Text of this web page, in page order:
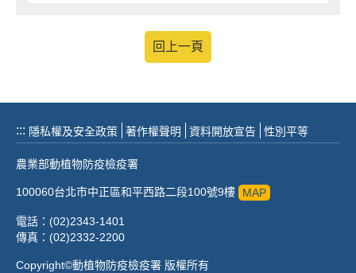
回上一頁
::: 隱私權及安全政策 著作權聲明 資料開放宣告 性別平等
農業部動植物防疫檢疫署
100060台北市中正區和平西路二段100號9樓 MAP
電話：(02)2343-1401
傳真：(02)2332-2200
Copyright©動植物防疫檢疫署 版權所有